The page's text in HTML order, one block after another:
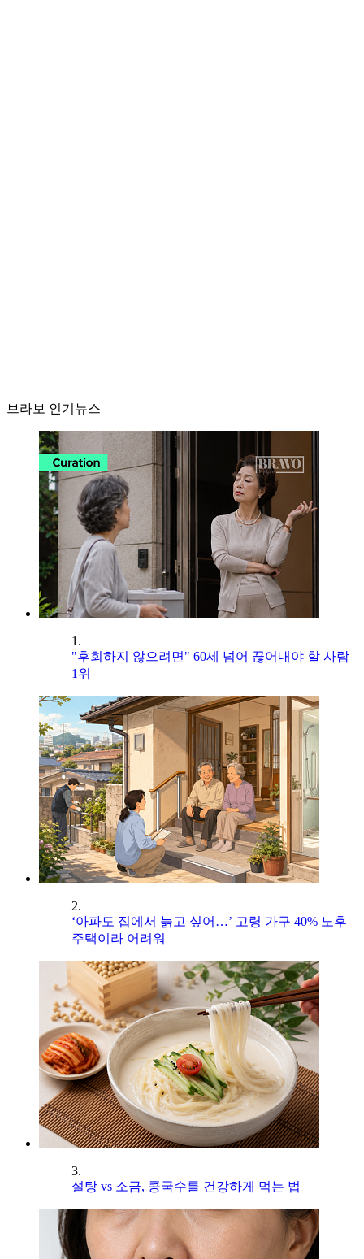
브라보 인기뉴스
1.
"후회하지 않으려면" 60세 넘어 끊어내야 할 사람
1위
2.
‘아파도 집에서 늙고 싶어…’ 고령 가구 40% 노후
주택이라 어려워
3.
설탕 vs 소금, 콩국수를 건강하게 먹는 법